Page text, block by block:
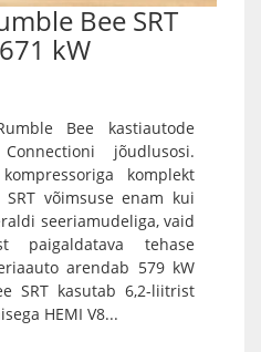
Bee SRT
kW
Bee kastiautode
jõudlusosi.
komplekt
võimsuse enam kui
seeriamudeliga, vaid
paigaldatava tehase
arendab 579 kW
SRT kasutab 6,2-liitrist
HEMI V8...